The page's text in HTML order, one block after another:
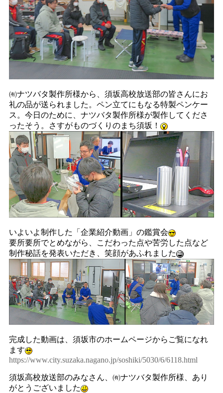
㈲ナツバタ製作所様から、須坂高校放送部の皆さんにお
礼の品が送られました。ペン立てにもなる特製ペンケー
ス。今日のために、ナツバタ製作所様が製作してくださ
ったそう。さすがものづくりのまち須坂！
いよいよ制作した「企業紹介動画」の鑑賞会
要所要所でとめながら、こだわった点や苦労した点など
制作秘話を発表いただき、笑顔があふれました
完成した動画は、須坂市のホームページからご覧になれ
ます
https://www.city.suzaka.nagano.jp/soshiki/5030/6/6118.html
須坂高校放送部のみなさん、㈲ナツバタ製作所様、あり
がとうございました